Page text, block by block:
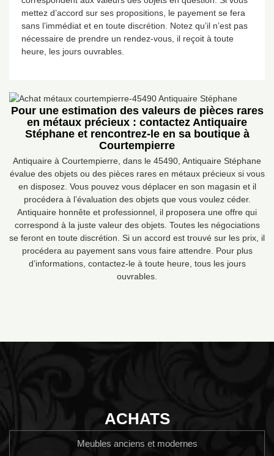
mettez d’accord sur ses propositions, le payement se fera
sans l’immédiat et en toute discrétion. Notez qu’il n’est pas
nécessaire de prendre un rendez-vous, il reçoit à toute
heure, les jours ouvrables.
Pour une estimation des valeurs de pièces rares
en métaux précieux : contactez Antiquaire
Stéphane et rencontrez-le en sa boutique à
Courtempierre
Antiquaire à Courtempierre, dans le 45490, Antiquaire Stéphane
évalue des objets ou des pièces rares en métaux précieux si vous
en disposez. Vous pouvez vous déplacer en son magasin et il
procédera à l’évaluation des objets que vous voulez céder.
Antiquaire honnête et professionnel, il proposera une offre qui
correspond à la juste valeur des objets. Toutes les négociations
se feront en toute discrétion. Si un accord est trouvé sur les prix, il
procédera au payement sans vous faire attendre. Pour plus
d’informations, contactez-le à toute heure, tous les jours
ouvrables.
ACHATS
Meubles anciens et modernes